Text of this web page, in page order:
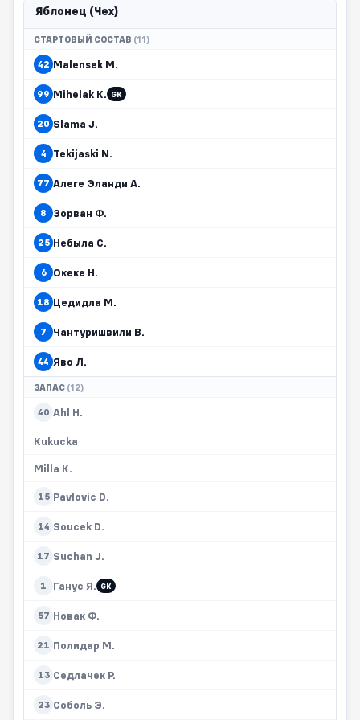
Яблонец (Чех)
СТАРТОВЫЙ СОСТАВ (11)
42 Malensek M.
99 Mihelak K. GK
20 Slama J.
4 Tekijaski N.
77 Алеге Эланди А.
8 Зорван Ф.
25 Небыла С.
6 Океке Н.
18 Цедидла М.
7 Чантуришвили В.
44 Яво Л.
ЗАПАС (12)
40 Ahl H.
Kukucka
Milla K.
15 Pavlovic D.
14 Soucek D.
17 Suchan J.
1 Ганус Я. GK
57 Новак Ф.
21 Полидар М.
13 Седлачек Р.
23 Соболь Э.